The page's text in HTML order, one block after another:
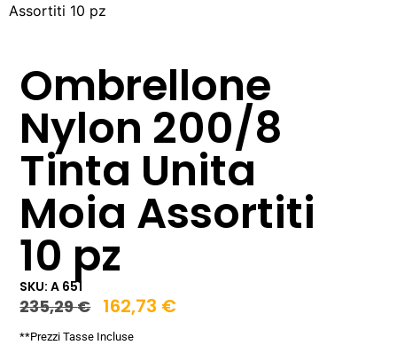
Assortiti 10 pz
Ombrellone
Nylon 200/8
Tinta Unita
Moia Assortiti
10 pz
SKU: A 651
235,29€ 162,73 €
**Prezzi Tasse Incluse